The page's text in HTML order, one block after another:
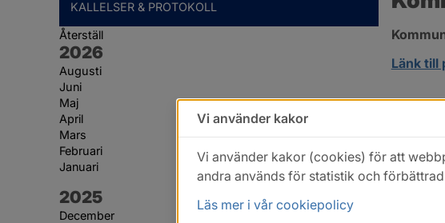
KALLELSER & PROTOKOLL
Återställ
År:
2026
Augusti
Juni
Maj
April
Mars
Februari
Januari
År:
2025
December
Länk till
Vi använder kakor
Vi använder kakor (cookies) för att
andra används för statistik och
Läs mer i vår cookiepolicy